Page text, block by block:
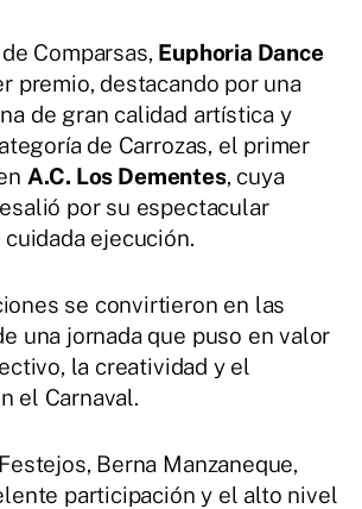
Comparsas, Euphoria Dance
premio, destacando por una
de gran calidad artística y
de Carrozas, el primer
A.C. Los Dementes, cuya
por su espectacular
ejecución.
se convirtieron en las
una jornada que puso en valor
la creatividad y el
el Carnaval.
Berna Manzaneque,
participación y el alto nivel